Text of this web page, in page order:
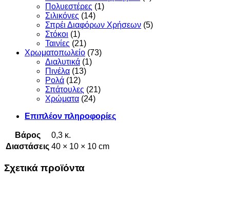
Πολυεστέρες (1)
Σιλικόνες (14)
Σπρέι Διαφόρων Χρήσεων (5)
Στόκοι (1)
Ταινίες (21)
Χρωματοπωλείο (73)
Διαλυτικά (1)
Πινέλα (13)
Ρολά (12)
Σπάτουλες (21)
Χρώματα (24)
Επιπλέον πληροφορίες
Βάρος
0,3 κ.
Διαστάσεις 40 × 10 × 10 cm
Σχετικά προϊόντα